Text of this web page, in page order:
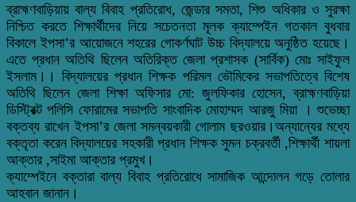
ব্রাহ্মণবাড়িয়ায় বাল্য বিবাহ প্রতিরোধ, জেন্ডার সমতা, শিশু অধিকার ও সুরক্ষা
নিশ্চিত করতে শিক্ষার্থীদের নিয়ে সচেতনতা মূলক ক্যাম্পেইন গতকাল বুধবার
বিকালে ইপসা’র আয়োজনে শহরের গোকর্ণঘাট উচ্চ বিদ্যালয়ে অনুষ্ঠিত হয়েছে।
এতে প্রধান অতিথি ছিলেন অতিরিক্ত জেলা প্রশাসক (সার্বিক) মোঃ সাইফুল
ইসলাম।। বিদ্যালয়ের প্রধান শিক্ষক পরিমল ভৌমিকের সভাপতিত্বে বিশেষ
অতিথি ছিলেন জেলা শিক্ষা অফিসার মো: জুলফিকার হোসেন, ব্রাহ্মণবাড়িয়া
ডিস্ট্রিক্ট পলিসি ফোরামের সভাপতি সাংবাদিক মোহাম্মদ আরজু মিয়া । শুভেচ্ছা
বক্তব্য রাখেন ইপসা’র জেলা সমন্বয়কারী গোলাম ছরওয়ার।অন্যান্যের মধ্যে
বক্তৃতা করেন বিদ্যালয়ের সহকারী প্রধান শিক্ষক সুমন চক্রবর্তী ,শিক্ষার্থী শায়লা
আক্তার ,সাইমা আক্তার প্রমুখ।
ক্যাম্পেইনে বক্তারা বাল্য বিবাহ প্রতিরোধে সামাজিক আন্দোলন গড়ে তোলার
আহবান জানান।